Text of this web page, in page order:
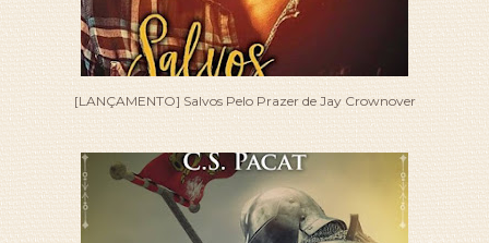
[LANÇAMENTO] Salvos Pelo Prazer de Jay Crownover